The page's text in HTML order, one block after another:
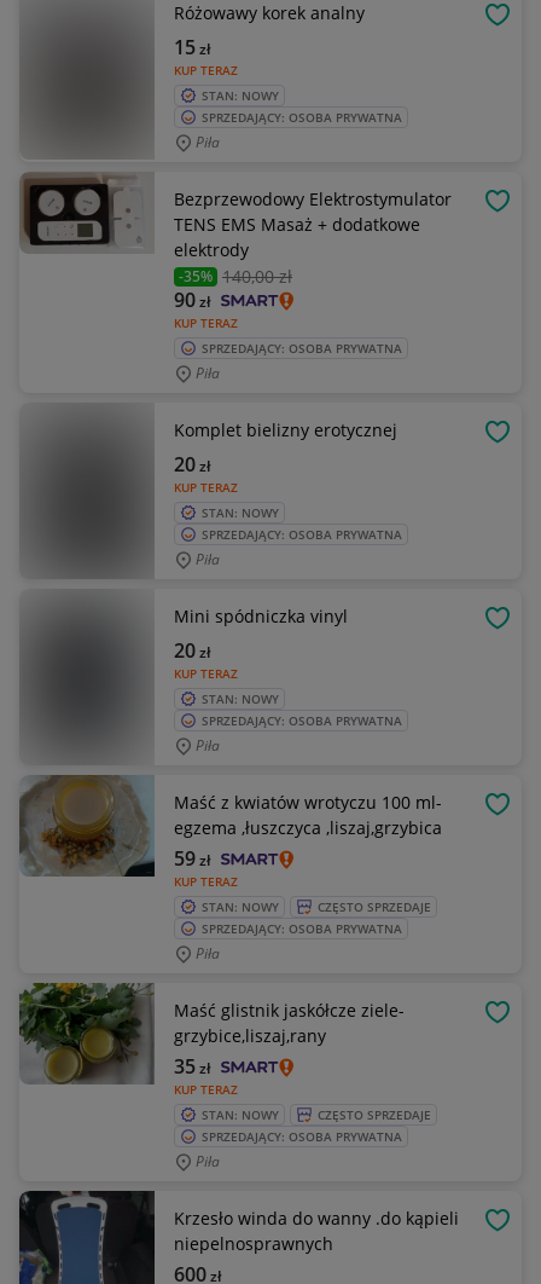
Różowawy korek analny
KUP TERAZ
15zł
STAN: NOWY
SPRZEDAJĄCY: OSOBA PRYWATNA
Piła
Bezprzewodowy Elektrostymulator
TENS EMS Masaż + dodatkowe
elektrody
-35% 140,00 zł
KUP TERAZ
90zł
SPRZEDAJĄCY: OSOBA PRYWATNA
Piła
Komplet bielizny erotycznej
KUP TERAZ
20zł
STAN: NOWY
SPRZEDAJĄCY: OSOBA PRYWATNA
Piła
Mini spódniczka vinyl
KUP TERAZ
20zł
STAN: NOWY
SPRZEDAJĄCY: OSOBA PRYWATNA
Piła
Maść z kwiatów wrotyczu 100 ml-
egzema ,łuszczyca ,liszaj,grzybica
KUP TERAZ
59zł
STAN: NOWY
CZĘSTO SPRZEDAJE
SPRZEDAJĄCY: OSOBA PRYWATNA
Piła
Maść glistnik jaskółcze ziele-
grzybice,liszaj,rany
KUP TERAZ
35zł
STAN: NOWY
CZĘSTO SPRZEDAJE
SPRZEDAJĄCY: OSOBA PRYWATNA
Piła
Krzesło winda do wanny .do kąpieli
niepelnosprawnych
600zł